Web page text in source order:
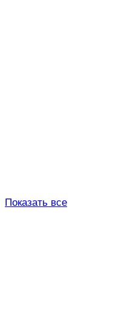
Показать все